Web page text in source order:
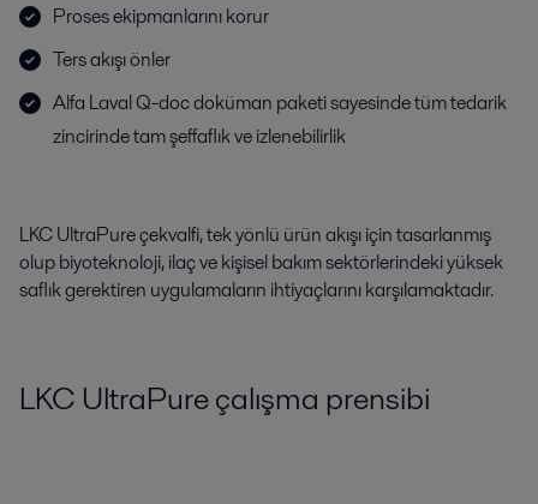
Proses ekipmanlarını korur
Ters akışı önler
Alfa Laval Q-doc doküman paketi sayesinde tüm tedarik
zincirinde tam şeffaflık ve izlenebilirlik
LKC UltraPure çekvalfi, tek yönlü ürün akışı için tasarlanmış
olup biyoteknoloji, ilaç ve kişisel bakım sektörlerindeki yüksek
saflık gerektiren uygulamaların ihtiyaçlarını karşılamaktadır.
LKC UltraPure çalışma prensibi